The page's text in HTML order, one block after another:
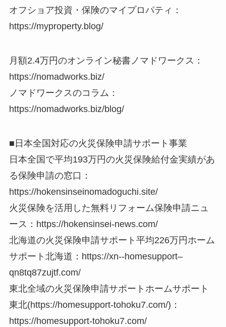
オフショア投資・保険のマイプロパティ：
https://myproperty.blog/
月額2.4万円のオンライン秘書ノマドワークス：
https://nomadworks.biz/
ノマドワークスのコラム：
https://nomadworks.biz/blog/
■日本全国対応の火災保険申請サポート事業
日本全国で平均193万円の火災保険給付金実績があ
る保険申請の窓口：
https://hokensinseinomadoguchi.site/
火災保険を活用した無料リフォーム保険申請ニュ
ース：https://hokensinsei-news.com/
北海道の火災保険申請サポート平均226万円ホーム
サポート北海道：https://xn--homesupport–
qn8tq87zujtf.com/
東北全域の火災保険申請サポートホームサポート
東北(https://homesupport-tohoku7.com/)：
https://homesupport-tohoku7.com/